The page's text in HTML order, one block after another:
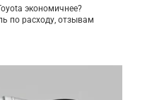
экономичнее?
по расходу, отзывам